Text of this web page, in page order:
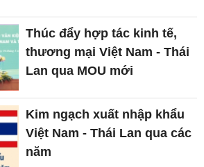
Thúc đẩy hợp tác kinh tế,
thương mại Việt Nam - Thái
Lan qua MOU mới
Kim ngạch xuất nhập khẩu
Việt Nam - Thái Lan qua các
năm